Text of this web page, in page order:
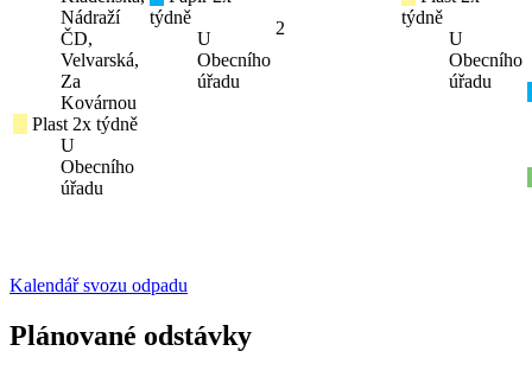
Nádraží
ČD,
Velvarská,
Za
Kovárnou
Plast 2x týdně
U
Obecního
úřadu
týdně
U
Obecního
úřadu
2
týdně
U
Obecního
úřadu
Kalendář svozu odpadu
Plánované odstávky